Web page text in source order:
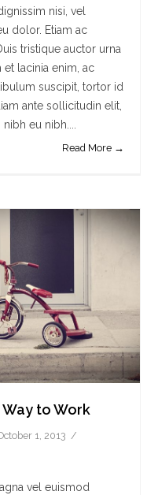
nisi, vel
dolor. Etiam ac
tristique auctor urna
lacinia enim, ac
suscipit, tortor id
ante sollicitudin elit,
eu nibh....
Read More →
Way to Work
1, 2013
vel euismod